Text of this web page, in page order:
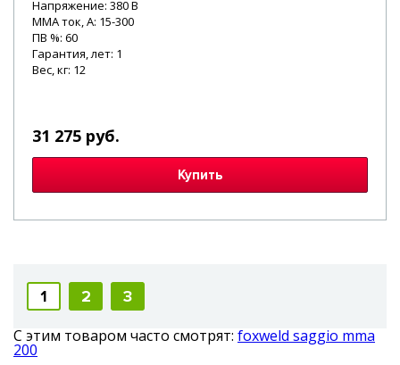
Напряжение: 380 В
MMA ток, А: 15-300
ПВ %: 60
Гарантия, лет: 1
Вес, кг: 12
31 275 руб.
Купить
1 2
3
С этим товаром часто смотрят: foxweld saggio mma
200